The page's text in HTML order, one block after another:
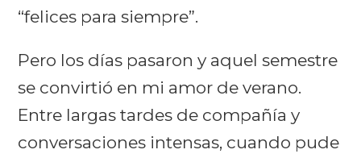
“felices para siempre”.
Pero los días pasaron y aquel semestre
se convirtió en mi amor de verano.
Entre largas tardes de compañía y
conversaciones intensas, cuando pude